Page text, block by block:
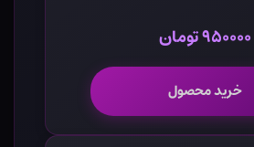
۹۵۰۰۰۰ تومان
خرید محصول